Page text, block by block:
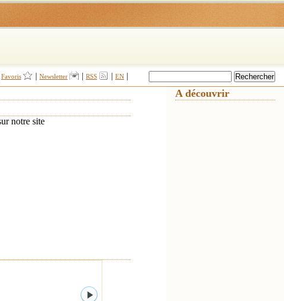
Favoris Newsletter RSS EN
notre site
A découvrir